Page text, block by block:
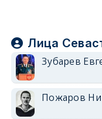
Лица
Зубарев
Пожаров